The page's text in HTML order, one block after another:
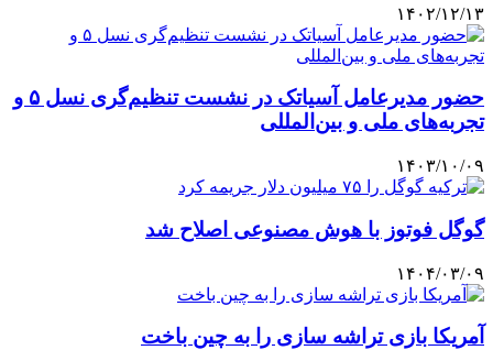
۱۴۰۲/۱۲/۱۳
حضور مدیرعامل آسیاتک در نشست تنظیم‌گری نسل ۵ و
تجربه‌های ملی و بین‌المللی
۱۴۰۳/۱۰/۰۹
گوگل فوتوز با هوش مصنوعی اصلاح شد
۱۴۰۴/۰۳/۰۹
آمریکا بازی تراشه سازی را به چین باخت